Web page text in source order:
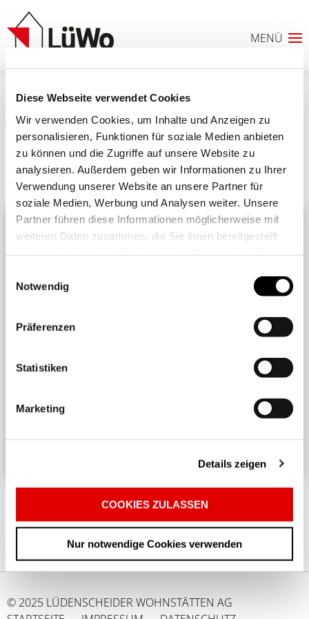
Diese Webseite verwendet Cookies
Wir verwenden Cookies, um Inhalte und Anzeigen zu
personalisieren, Funktionen für soziale Medien anbieten
zu können und die Zugriffe auf unsere Website zu
analysieren. Außerdem geben wir Informationen zu Ihrer
Verwendung unserer Website an unsere Partner für
soziale Medien, Werbung und Analysen weiter. Unsere
Partner führen diese Informationen möglicherweise mit
weiteren Daten zusammen, die Sie ihnen bereitgestellt
Cookies, wenn Sie unsere Webseite weiterhin nutzen.
Notwendig
Präferenzen
Statistiken
Marketing
Details zeigen
COOKIES ZULASSEN
Nur notwendige Cookies verwenden
Sommer-heißeTage_Header
Ähnliche Beiträge Alle Beiträge
Harmonisches Wohnen untereinander
in einem Mehrparteienhaus erfordert
Rücksichtnahme und Achtsamkeit. ...
ANFRAGELISTE
© 2025 LÜDENSCHEIDER WOHNSTÄTTEN AG